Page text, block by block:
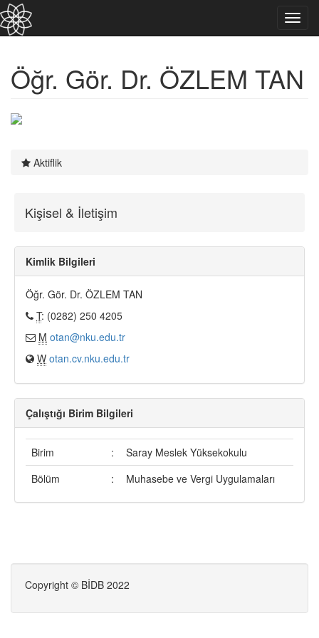
Öğr. Gör. Dr. ÖZLEM TAN
Aktiflik
Kişisel & İletişim
Kimlik Bilgileri
Öğr. Gör. Dr. ÖZLEM TAN
T: (0282) 250 4205
M otan@nku.edu.tr
W otan.cv.nku.edu.tr
Çalıştığı Birim Bilgileri
Birim :
Saray Meslek Yüksekokulu
Bölüm
: Muhasebe ve Vergi Uygulamaları
Copyright © BİDB 2022